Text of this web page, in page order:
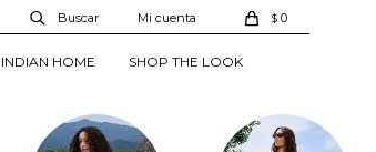
INDIAN HOME SHOP THE LOOK
$ 0